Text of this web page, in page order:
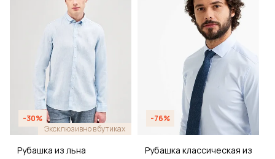
-30%
Эксклюзивно в бутиках
Рубашка из льна
-76%
Рубашка классическая из